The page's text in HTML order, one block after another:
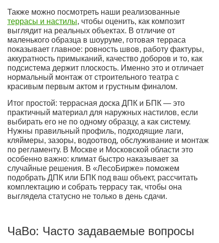
Также можно посмотреть наши реализованные
террасы и настилы, чтобы оценить, как композит
выглядит на реальных объектах. В отличие от
маленького образца в шоуруме, готовая терраса
показывает главное: ровность швов, работу фактуры,
аккуратность примыканий, качество доборов и то, как
подсистема держит плоскость. Именно это и отличает
нормальный монтаж от строительного театра с
красивым первым актом и грустным финалом.
Итог простой: террасная доска ДПК и БПК — это
практичный материал для наружных настилов, если
выбирать его не по одному образцу, а как систему.
Нужны правильный профиль, подходящие лаги,
кляймеры, зазоры, водоотвод, обслуживание и монтаж
по регламенту. В Москве и Московской области это
особенно важно: климат быстро наказывает за
случайные решения. В «ЛесоБирже» поможем
подобрать ДПК или БПК под ваш объект, рассчитать
комплектацию и собрать террасу так, чтобы она
выглядела статусно не только в день сдачи.
ЧаВо: Часто задаваемые вопросы